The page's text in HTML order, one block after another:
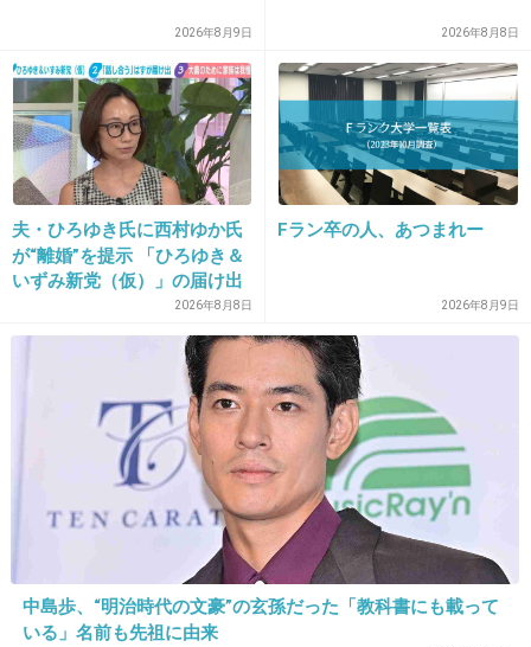
20. 匿名2012/12/02(日) 22:44:27
>>18
同感。映画って感じじゃないわ
+6
+28
CSでやってたから観てみたけど、倫理観がめち
2026年8月9日 2026年8月8日
夫・ひろゆき氏に西村ゆか氏
が“離婚”を提示 「ひろゆき＆
いずみ新党（仮）」の届け出
を知らされず激怒「信頼関係
が保てない状態で夫婦を続け
2026年8月8日
Fラン卒の人、あつまれー
2026年8月9日
中島歩、“明治時代の文豪”の玄孫だった「教科書にも載って
いる」名前も先祖に由来